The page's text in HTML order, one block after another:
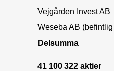
Vejgården Invest AB
Weseba AB
41 100 322 aktier